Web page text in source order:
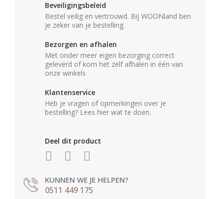
Beveiligingsbeleid
Bestel veilig en vertrouwd. Bij WOONland ben
je zeker van je bestelling.
Bezorgen en afhalen
Met onder meer eigen bezorging correct
geleverd of kom het zelf afhalen in één van
onze winkels
Klantenservice
Heb je vragen of opmerkingen over je
bestelling? Lees hier wat te doen.
Deel dit product
KUNNEN WE JE HELPEN?
0511 449 175